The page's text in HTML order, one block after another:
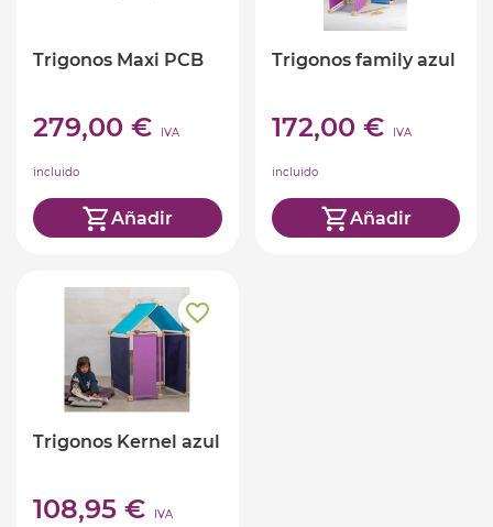
Trigonos Maxi PCB
279,00 € IVA
incluido
Añadir
Trigonos family azul
172,00 € IVA
incluido
Añadir
Trigonos Kernel azul
108,95 € IVA